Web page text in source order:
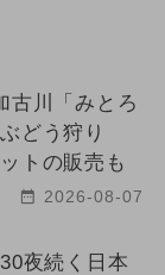
古川「みとろ
どう狩り
トの販売も
2026-08-07
夜続く日本